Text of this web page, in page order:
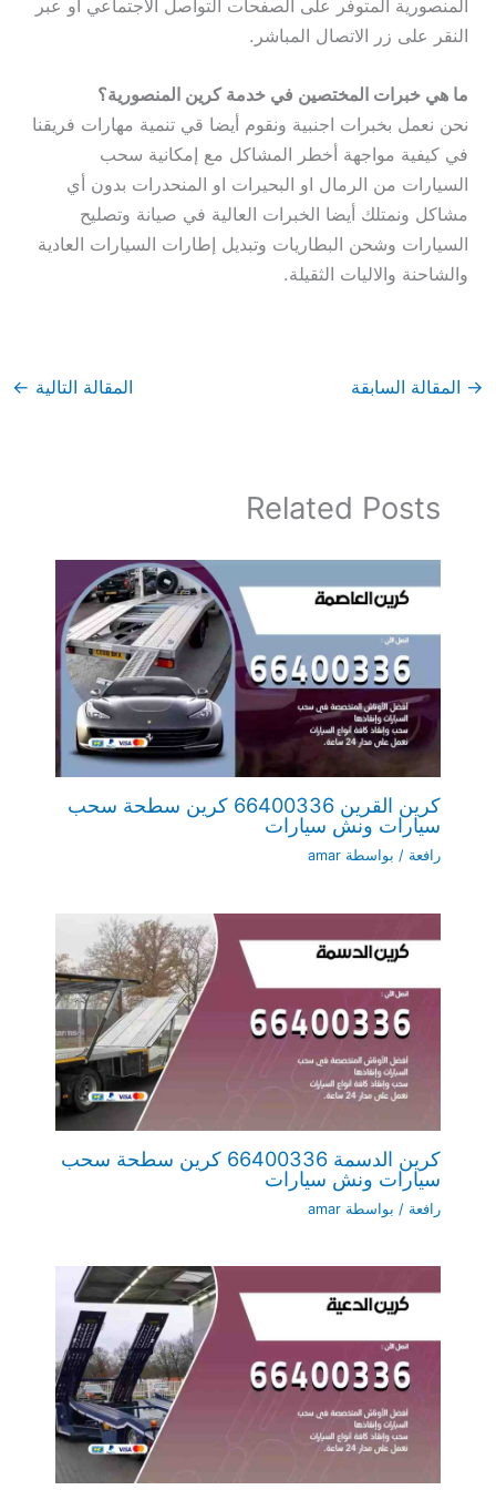
المنصورية المتوفر على الصفحات التواصل الاجتماعي او عبر
النقر على زر الاتصال المباشر.
ما هي خبرات المختصين في خدمة كرين المنصورية؟
نحن نعمل بخبرات اجنبية ونقوم أيضا قي تنمية مهارات فريقنا
في كيفية مواجهة أخطر المشاكل مع إمكانية سحب
السيارات من الرمال او البحيرات او المنحدرات بدون أي
مشاكل ونمتلك أيضا الخبرات العالية في صيانة وتصليح
السيارات وشحن البطاريات وتبديل إطارات السيارات العادية
والشاحنة والاليات الثقيلة.
→ المقالة السابقة المقالة التالية ←
Related Posts
كرين القرين 66400336 كرين سطحة سحب
سيارات ونش سيارات
رافعة / بواسطة amar
كرين الدسمة 66400336 كرين سطحة سحب
سيارات ونش سيارات
رافعة / بواسطة amar